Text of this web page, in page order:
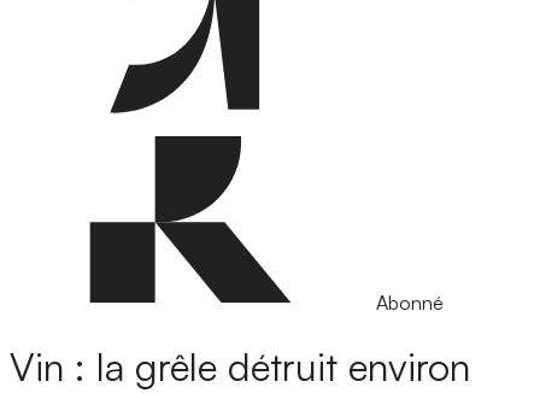
Abonné
Vin : la grêle détruit environ